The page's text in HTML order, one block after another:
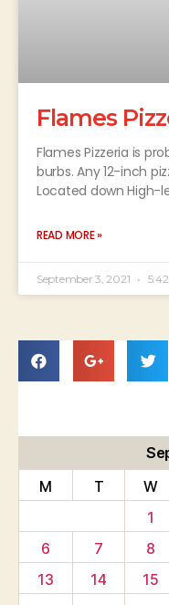
Flames
Flames Pizzeria is
burbs. Any 12-inch
Located down High-
READ MORE »
September 3, 2021
M
T W
1
6
7 8
13
14 15